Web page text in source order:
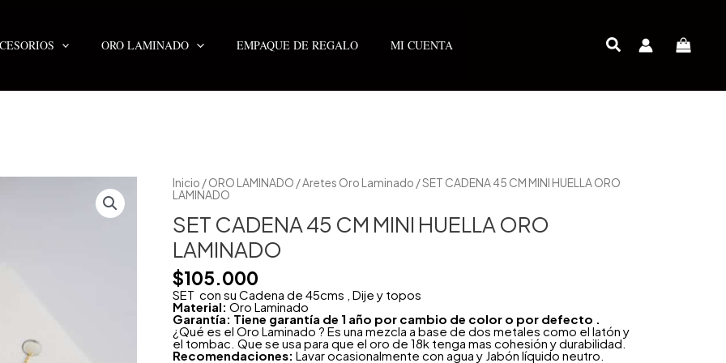
ORO LAMINADO EMPAQUE DE REGALO MI CUENTA
Inicio /ORO LAMINADO /Aretes Oro Laminado / SET CADENA 45 CM MINI HUELLA ORO
LAMINADO
SET CADENA 45 CM MINI HUELLA ORO
LAMINADO
$105.000
SET con su Cadena de 45cms , Dije y topos
Material: Oro Laminado
Garantía: Tiene garantía de 1 año por cambio de color o por defecto .
¿Qué es el Oro Laminado ? Es una mezcla a base de dos metales como el latón y
el tombac. Que se usa para que el oro de 18k tenga mas cohesión y durabilidad.
Recomendaciones: Lavar ocasionalmente con agua y Jabón líquido neutro.
SET
CADENA
CM
MINI
HUELLA
ORO
LAMINADO
cantidad